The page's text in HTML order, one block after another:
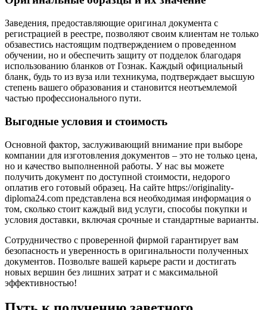
Заведения, предоставляющие оригинал документа с
регистрацией в реестре, позволяют своим клиентам не только
обзавестись настоящим подтверждением о проведенном
обучении, но и обеспечить защиту от подделок благодаря
использованию бланков от Гознак. Каждый официальный
бланк, будь то из вуза или техникума, подтверждает высшую
степень вашего образования и становится неотъемлемой
частью профессионального пути.
Выгодные условия и стоимость
Основной фактор, заслуживающий внимание при выборе
компании для изготовления документов – это не только цена,
но и качество выполненной работы. У нас вы можете
получить документ по доступной стоимости, недорого
оплатив его готовый образец. На сайте https://originality-
diploma24.com представлена вся необходимая информация о
том, сколько стоит каждый вид услуги, способы покупки и
условия доставки, включая срочные и стандартные варианты.
Сотрудничество с проверенной фирмой гарантирует вам
безопасность и уверенность в оригинальности полученных
документов. Позвольте вашей карьере расти и достигать
новых вершин без лишних затрат и с максимальной
эффективностью!